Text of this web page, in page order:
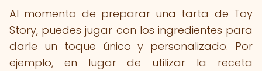
Al momento de preparar una tarta de Toy
Story, puedes jugar con los ingredientes para
darle un toque único y personalizado. Por
ejemplo, en lugar de utilizar la receta